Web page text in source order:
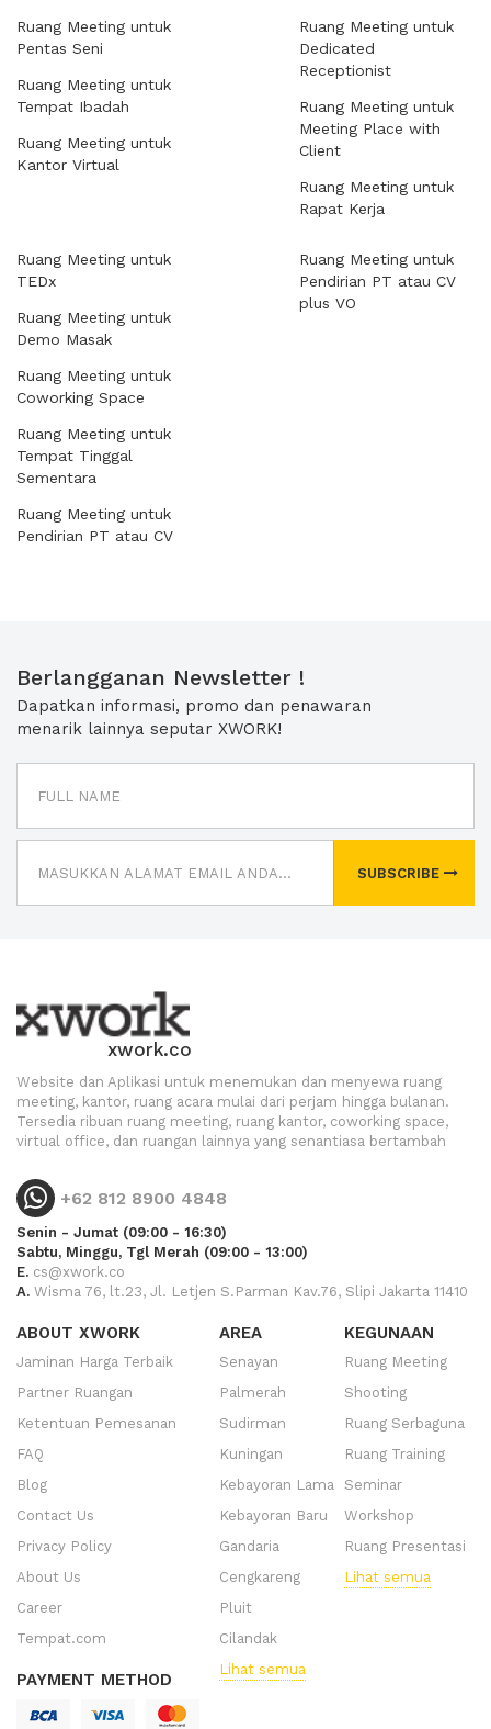
Ruang Meeting untuk
Pentas Seni
Ruang Meeting untuk
Tempat Ibadah
Ruang Meeting untuk
Kantor Virtual
Ruang Meeting untuk
Dedicated
Receptionist
Ruang Meeting untuk
Meeting Place with
Client
Ruang Meeting untuk
Rapat Kerja
Ruang Meeting untuk
TEDx
Ruang Meeting untuk
Demo Masak
Ruang Meeting untuk
Coworking Space
Ruang Meeting untuk
Tempat Tinggal
Sementara
Ruang Meeting untuk
Pendirian PT atau CV
Ruang Meeting untuk
Pendirian PT atau CV
plus VO
Berlangganan Newsletter !
Dapatkan informasi, promo dan penawaran
menarik lainnya seputar XWORK!
SUBSCRIBE
xwork.co
Website dan Aplikasi untuk menemukan dan menyewa ruang
meeting, kantor, ruang acara mulai dari perjam hingga bulanan.
Tersedia ribuan ruang meeting, ruang kantor, coworking space,
virtual office, dan ruangan lainnya yang senantiasa bertambah
+62 812 8900 4848
Senin - Jumat (09:00 - 16:30)
Sabtu, Minggu, Tgl Merah (09:00 - 13:00)
E. cs@xwork.co
A. Wisma 76, lt.23, Jl. Letjen S.Parman Kav.76, Slipi Jakarta 11410
ABOUT XWORK
Jaminan Harga Terbaik
Partner Ruangan
Ketentuan Pemesanan
FAQ
Blog
Contact Us
Privacy Policy
About Us
Career
Tempat.com
PAYMENT METHOD
AREA
Senayan
Palmerah
Sudirman
Kuningan
Kebayoran Lama
Kebayoran Baru
Gandaria
Cengkareng
Pluit
Cilandak
Lihat semua
KEGUNAAN
Ruang Meeting
Shooting
Ruang Serbaguna
Ruang Training
Seminar
Workshop
Ruang Presentasi
Lihat semua